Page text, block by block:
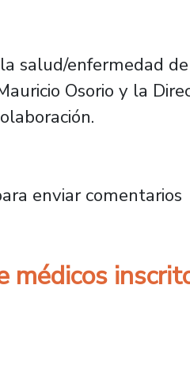
salud/enfermedad
Osorio y la
Medicina firma
enviar comentarios
médicos